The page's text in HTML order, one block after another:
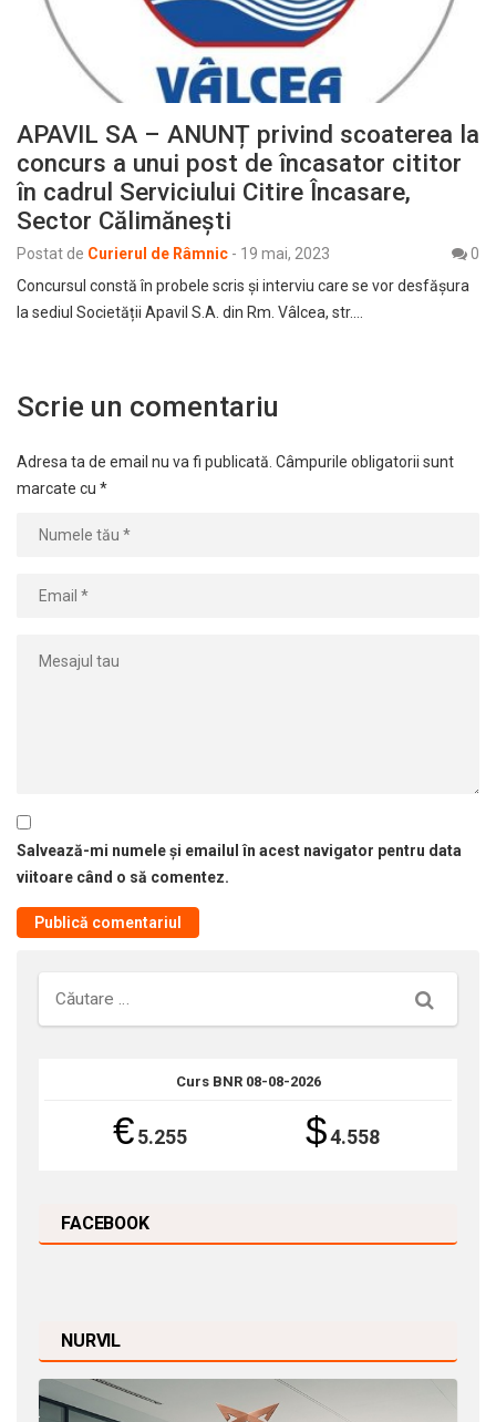
APAVIL SA – ANUNȚ privind scoaterea la
concurs a unui post de încasator cititor
în cadrul Serviciului Citire Încasare,
Sector Călimănești
Postat de Curierul de Râmnic - 19 mai, 2023
0
Concursul constă în probele scris şi interviu care se vor desfășura
la sediul Societății Apavil S.A. din Rm. Vâlcea, str.…
Scrie un comentariu
Adresa ta de email nu va fi publicată. Câmpurile obligatorii sunt
marcate cu *
Salvează-mi numele și emailul în acest navigator pentru data
viitoare când o să comentez.
Căutare
Curs BNR 08-08-2026
€5.255 $4.558
FACEBOOK
NURVIL